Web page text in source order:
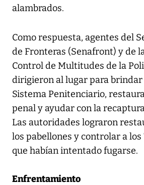
alambrados.
Como respuesta, agentes del
de Fronteras (Senafront) y de
Control de Multitudes de la
dirigieron al lugar para brindar
Sistema Penitenciario,
penal y ayudar con la
Las autoridades lograron
los pabellones y controlar a los
que habían intentado fugarse.
Enfrentamiento